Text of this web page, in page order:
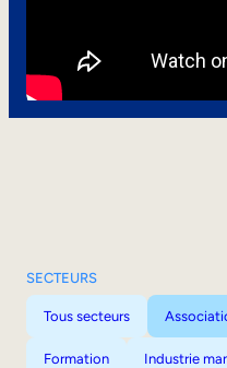
SECTEURS
Tous secteurs
Formation Industrie